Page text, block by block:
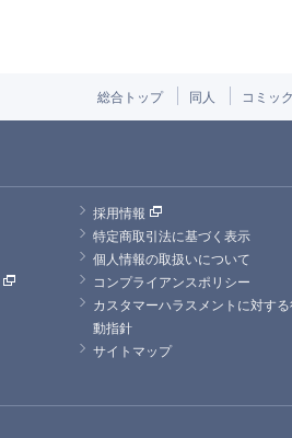
総合トップ 同人 コミッ
採用情報
特定商取引法に基づく表示
個人情報の取扱いについて
コンプライアンスポリシー
カスタマーハラスメントに対す
動指針
サイトマップ